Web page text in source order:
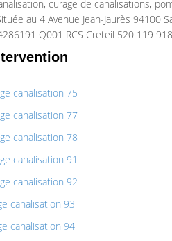
curage de canalisations,
au 4 Avenue Jean-Jaurès 94100
Q001 RCS Creteil 520 119
canalisation 75
canalisation 77
canalisation 78
canalisation 91
canalisation 92
canalisation 93
canalisation 94